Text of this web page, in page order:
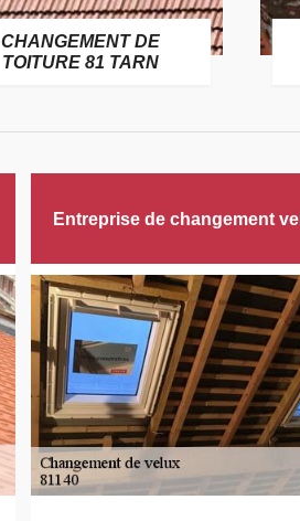
CHANGEMENT DE
TOITURE 81 TARN
Entreprise de changement